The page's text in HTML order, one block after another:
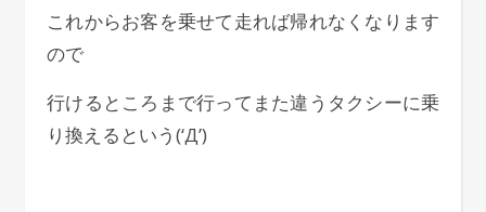
これからお客を乗せて走れば帰れなくなります
ので
行けるところまで行ってまた違うタクシーに乗
り換えるという(‘Д’)